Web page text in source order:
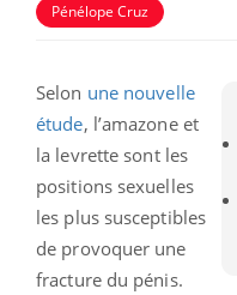
Pénélope Cruz
Selon une nouvelle
étude, l’amazone et
la levrette sont les
positions sexuelles
les plus susceptibles
de provoquer une
fracture du pénis.